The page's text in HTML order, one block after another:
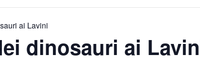
ai Lavini
dinosauri ai